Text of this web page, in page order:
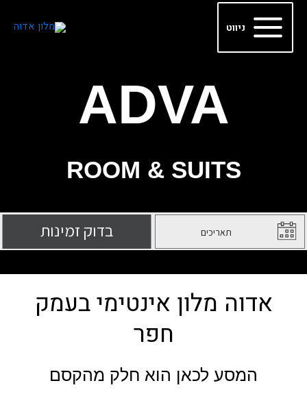
דילוג Main
Menu
ניווט
ADVA
ROOM & SUITS
אדוה מלון אינטימי בעמק
חפר
המסע לכאן הוא חלק מהקסם